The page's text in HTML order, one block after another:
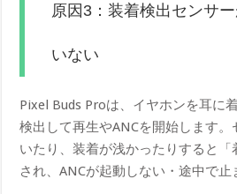
原因3：装着検出センサ
いない
Pixel Buds Proは、イヤホンを耳に
検出して再生やANCを開始します。
いたり、装着が浅かったりすると
され、ANCが起動しない・途中で止